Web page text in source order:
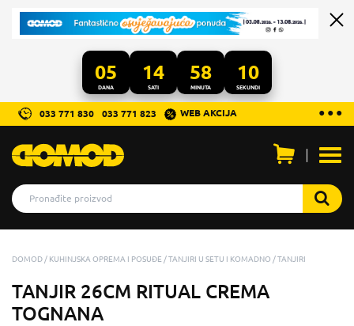
05
DANA
14
SATI
58
MINUTA
10
SEKUNDI
...
● ● ●
033 771 830 033 771 823 WEB AKCIJA
DOMOD KUHINJSKA OPREMA I POSUĐE TANJIRI U SETU I KOMADNO TANJIRI
TANJIR 26CM RITUAL CREMA
TOGNANA